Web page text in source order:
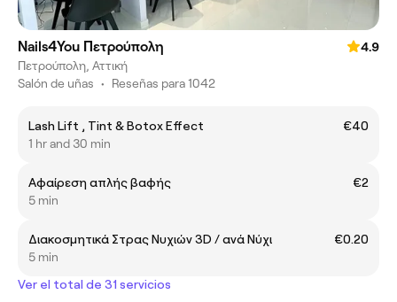
Nails4You Πετρούπολη
4.9
Πετρούπολη, Αττική
Salón de uñas • Reseñas para 1042
Lash Lift , Tint & Botox Effect
€40
1 hr and 30 min
Αφαίρεση απλής βαφής
€2
5 min
Διακοσμητικά Στρας Νυχιών 3D / ανά Νύχι
€0.20
5 min
Ver el total de 31 servicios